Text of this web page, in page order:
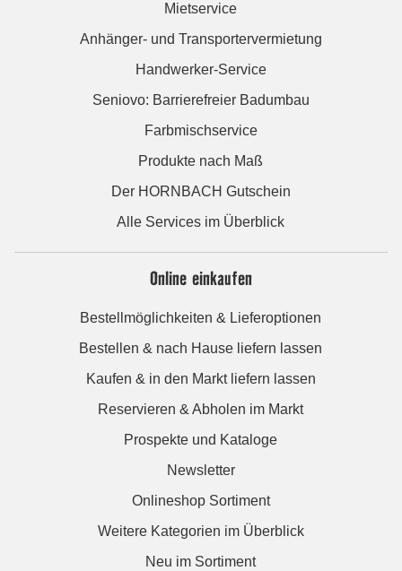
Mietservice
Anhänger- und Transportervermietung
Handwerker-Service
Seniovo: Barrierefreier Badumbau
Farbmischservice
Produkte nach Maß
Der HORNBACH Gutschein
Alle Services im Überblick
Online einkaufen
Bestellmöglichkeiten & Lieferoptionen
Bestellen & nach Hause liefern lassen
Kaufen & in den Markt liefern lassen
Reservieren & Abholen im Markt
Prospekte und Kataloge
Newsletter
Onlineshop Sortiment
Weitere Kategorien im Überblick
Neu im Sortiment